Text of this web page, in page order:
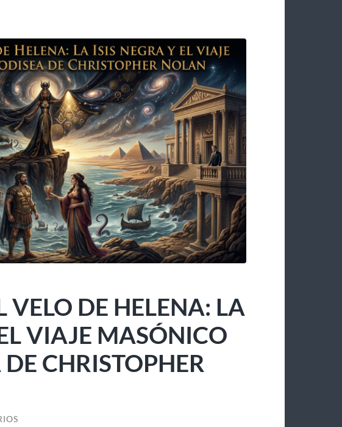
VELO DE HELENA: LA
VIAJE MASÓNICO
CHRISTOPHER